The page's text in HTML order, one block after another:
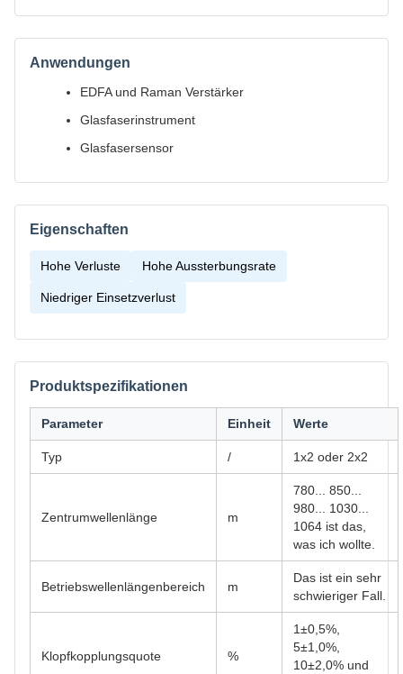
Anwendungen
EDFA und Raman Verstärker
Glasfaserinstrument
Glasfasersensor
Eigenschaften
Hohe Verluste Hohe Aussterbungsrate
Niedriger Einsetzverlust
Produktspezifikationen
Parameter Einheit Werte
Typ / 1x2 oder 2x2
Zentrumwellenlänge m
780... 850...
980... 1030...
1064 ist das,
was ich wollte.
Betriebswellenlängenbereich m
Das ist ein sehr
schwieriger Fall.
Klopfkopplungsquote %
1±0,5%,
5±1,0%,
10±2,0% und